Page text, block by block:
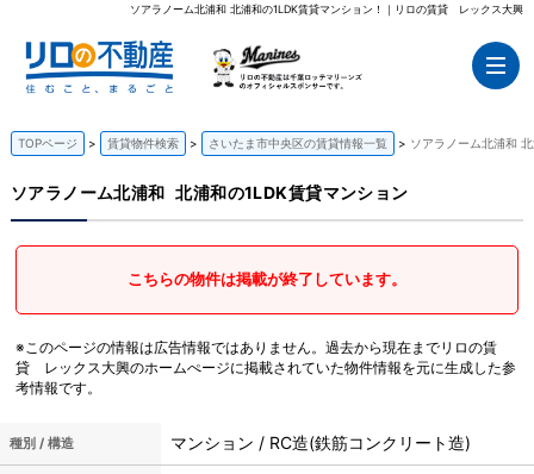
ソアラノーム北浦和 北浦和の1LDK賃貸マンション！｜リロの賃貸 レックス大興
TOPページ 賃貸物件検索 さいたま市中央区の賃貸情報一覧 ソアラノーム北浦和
ソアラノーム北浦和 北浦和の1LDK賃貸マンション
こちらの物件は掲載が終了しています。
※このページの情報は広告情報ではありません。過去から現在までリロの賃
貸 レックス大興のホームぺージに掲載されていた物件情報を元に生成した参
考情報です。
種別 / 構造 マンション / RC造(鉄筋コンクリート造)